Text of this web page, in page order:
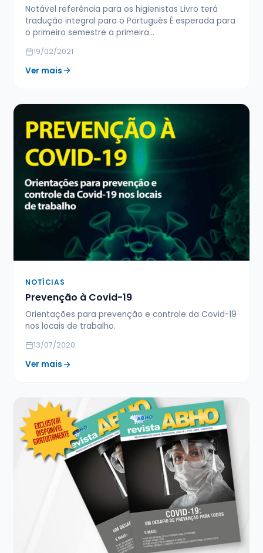
Notável referência para os higienistas Livro terá
tradução integral para o Português É esperada para
o primeiro semestre a primeira…
19/02/2021
Ver mais
NOTÍCIAS
Prevenção à Covid-19
Orientações para prevenção e controle da Covid-19
nos locais de trabalho.
13/07/2020
Ver mais